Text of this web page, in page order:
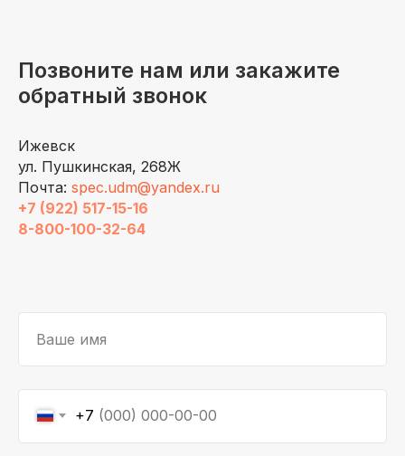
Позвоните нам или закажите
обратный звонок
Ижевск
ул. Пушкинская, 268Ж
Почта: spec.udm@yandex.ru
+7 (922) 517-15-16
8-800-100-32-64
Ваше имя
+7